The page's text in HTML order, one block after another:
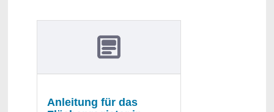
Anleitung für das